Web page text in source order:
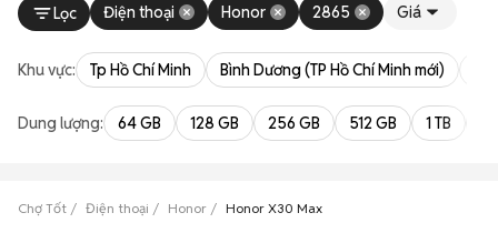
Lọc Điện thoại Honor 2865 Giá
Khu vực: Tp Hồ Chí Minh Bình Dương (TP Hồ Chí Minh mới)
Dung lượng: 64 GB 128 GB 256 GB 512 GB 1 TB
Chợ Tốt Điện thoại Honor Honor X30 Max